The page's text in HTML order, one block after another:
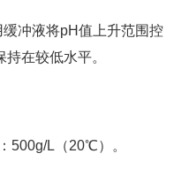
冲液将pH值上升范围控
在较低水平。
500g/L（20℃）。